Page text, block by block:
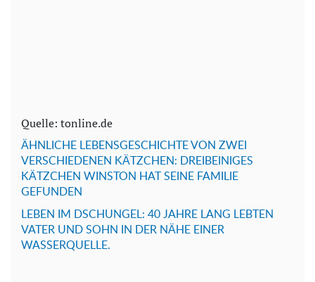
Quelle: tonline.de
ÄHNLICHE LEBENSGESCHICHTE VON ZWEI
VERSCHIEDENEN KÄTZCHEN: DREIBEINIGES
KÄTZCHEN WINSTON HAT SEINE FAMILIE
GEFUNDEN
LEBEN IM DSCHUNGEL: 40 JAHRE LANG LEBTEN
VATER UND SOHN IN DER NÄHE EINER
WASSERQUELLE.